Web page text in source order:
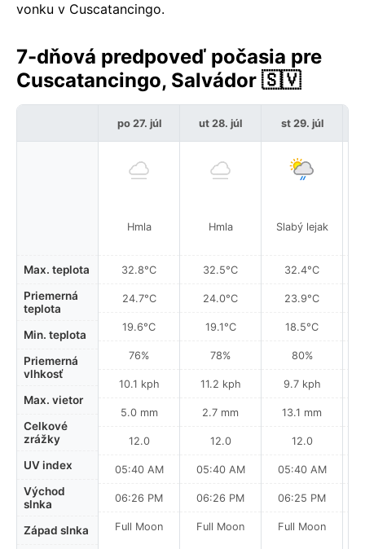
vonku v Cuscatancingo.
7-dňová predpoveď počasia pre
Cuscatancingo, Salvádor 🇸🇻
Max. teplota
Priemerná
teplota
Min. teplota
Priemerná
vlhkosť
Max. vietor
Celkové
zrážky
UV index
Východ
slnka
Západ slnka
po 27. júl
Hmla
32.8°C
24.7°C
19.6°C
76%
10.1 kph
5.0 mm
12.0
05:40 AM
06:26 PM
Full Moon
ut 28. júl
Hmla
32.5°C
24.0°C
19.1°C
78%
11.2 kph
2.7 mm
12.0
05:40 AM
06:26 PM
Full Moon
st 29. júl
Slabý lejak
32.4°C
23.9°C
18.5°C
80%
9.7 kph
13.1 mm
12.0
05:40 AM
06:25 PM
Full Moon